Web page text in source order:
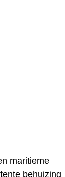
maritieme
behuizing